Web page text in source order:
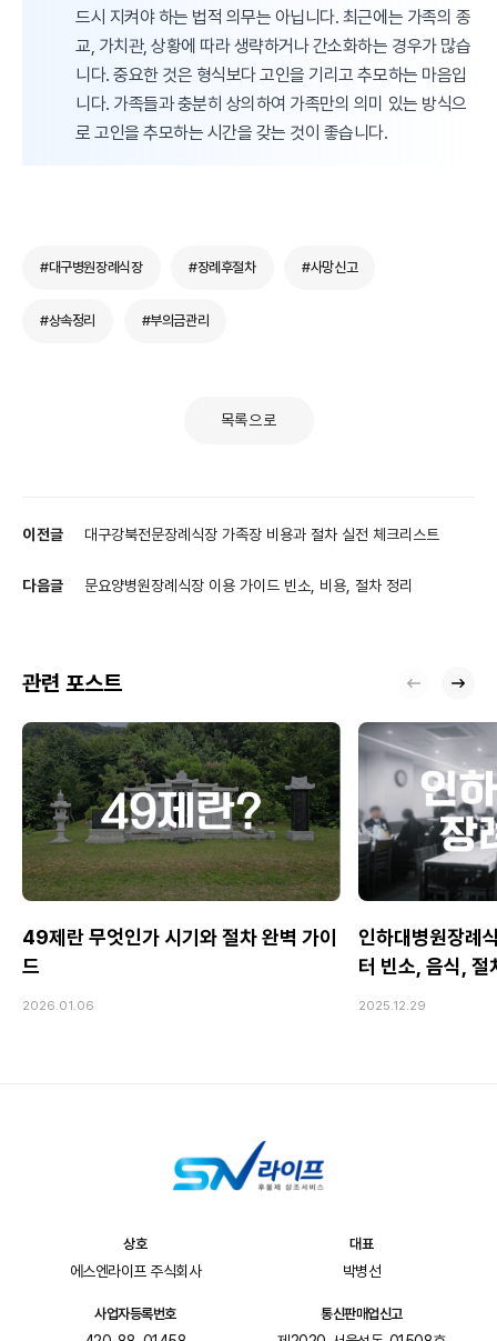
드시 지켜야 하는 법적 의무는 아닙니다. 최근에는 가족의 종
교, 가치관, 상황에 따라 생략하거나 간소화하는 경우가 많습
니다. 중요한 것은 형식보다 고인을 기리고 추모하는 마음입
니다. 가족들과 충분히 상의하여 가족만의 의미 있는 방식으
로 고인을 추모하는 시간을 갖는 것이 좋습니다.
#대구병원장례식장 #장례후절차 #사망신고
#상속정리 #부의금관리
목록으로
이전글 대구강북전문장례식장 가족장 비용과 절차 실전 체크리스트
다음글 문요양병원장례식장 이용 가이드 빈소, 비용, 절차 정리
관련 포스트
49제란 무엇인가 시기와 절차 완벽 가이
드
2026.01.06
인하대병원장례
터 빈소, 음식, 절
2025.12.29
상호
에스엔라이프 주식회사
대표
박병선
사업자등록번호 통신판매업신고